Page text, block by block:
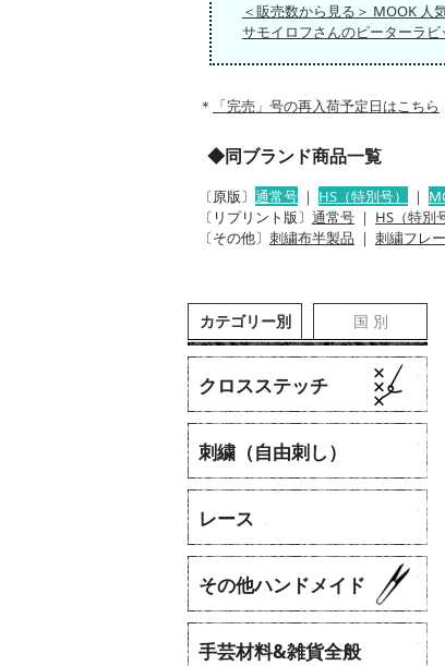
＜販売数から見る＞ MOOK 人
サモイロフさんのピーターラ
＊ 「完売」号の再入荷予定日はこちら
◆同ブランド商品一覧
〔原版〕 通常号 ｜ HS（特別号） ｜
〔リプリント版〕 通常号 ｜ HS（特別
〔その他〕 刺繍布半製品 ｜ 刺繍フレ
カテゴリー別 国 別
クロスステッチ
刺繍（自由刺し）
レース
​その他ハンドメイド
手芸材料&雑貨全般